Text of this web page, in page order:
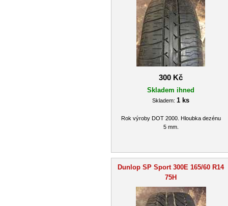
300 Kč
Skladem ihned
Skladem: 1 ks
Rok výroby DOT 2000. Hloubka dezénu
5 mm.
Dunlop SP Sport 300E 165/60 R14
75H